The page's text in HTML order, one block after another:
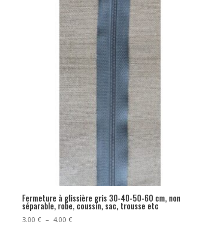
Fermeture à glissière gris 30-40-50-60 cm, non
séparable, robe, coussin, sac, trousse etc
3.00 € – 4.00 €Plage